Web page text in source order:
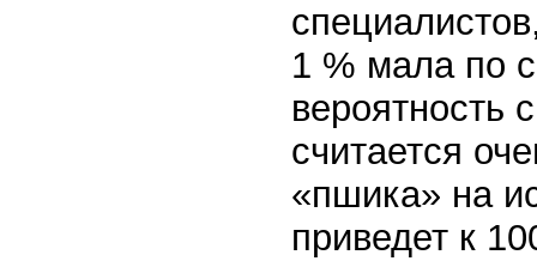
1 % мала по
вероятность
считается
«пшика» на
приведет к